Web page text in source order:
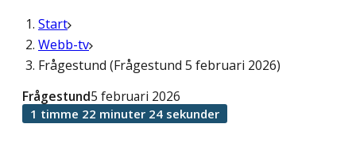
Start
Webb-tv
Frågestund (Frågestund 5 februari 2026)
Frågestund5 februari 2026
1 timme 22 minuter 24 sekunder